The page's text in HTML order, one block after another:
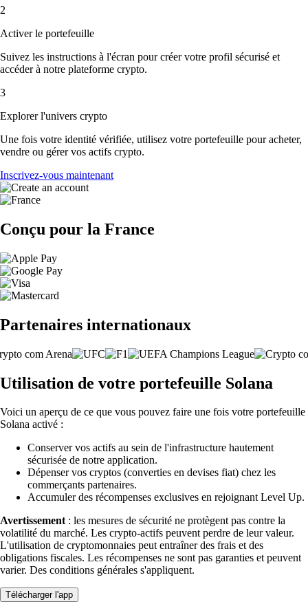
2
Activer le portefeuille
Suivez les instructions à l'écran pour créer votre profil sécurisé et
accéder à notre plateforme crypto.
3
Explorer l'univers crypto
Une fois votre identité vérifiée, utilisez votre portefeuille pour acheter,
vendre ou gérer vos actifs crypto.
Inscrivez-vous maintenant
Conçu pour la France
Partenaires internationaux
Utilisation de votre portefeuille Solana
Voici un aperçu de ce que vous pouvez faire une fois votre portefeuille
Solana activé :
Conserver vos actifs au sein de l'infrastructure hautement
sécurisée de notre application.
Dépenser vos cryptos (converties en devises fiat) chez les
commerçants partenaires.
Accumuler des récompenses exclusives en rejoignant Level Up.
Avertissement : les mesures de sécurité ne protègent pas contre la
volatilité du marché. Les crypto-actifs peuvent perdre de leur valeur.
L'utilisation de cryptomonnaies peut entraîner des frais et des
obligations fiscales. Les récompenses ne sont pas garanties et peuvent
varier. Des conditions générales s'appliquent.
Télécharger l'app